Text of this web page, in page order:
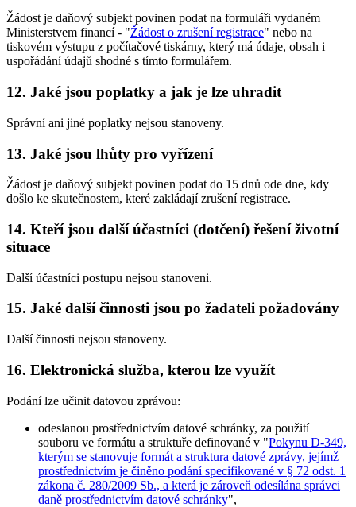
Žádost je daňový subjekt povinen podat na formuláři vydaném
Ministerstvem financí - "Žádost o zrušení registrace" nebo na
tiskovém výstupu z počítačové tiskárny, který má údaje, obsah i
uspořádání údajů shodné s tímto formulářem.
12. Jaké jsou poplatky a jak je lze uhradit
Správní ani jiné poplatky nejsou stanoveny.
13. Jaké jsou lhůty pro vyřízení
Žádost je daňový subjekt povinen podat do 15 dnů ode dne, kdy
došlo ke skutečnostem, které zakládají zrušení registrace.
14. Kteří jsou další účastníci (dotčení) řešení životní
situace
Další účastníci postupu nejsou stanoveni.
15. Jaké další činnosti jsou po žadateli požadovány
Další činnosti nejsou stanoveny.
16. Elektronická služba, kterou lze využít
Podání lze učinit datovou zprávou:
odeslanou prostřednictvím datové schránky, za použití
souboru ve formátu a struktuře definované v "Pokynu D-349,
kterým se stanovuje formát a struktura datové zprávy, jejímž
prostřednictvím je činěno podání specifikované v § 72 odst. 1
zákona č. 280/2009 Sb., a která je zároveň odesílána správci
daně prostřednictvím datové schránky",